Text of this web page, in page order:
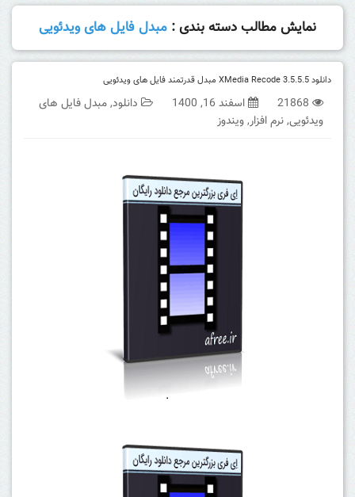
نمایش مطالب دسته بندی : مبدل فایل های ویدئویی
دانلود XMedia Recode 3.5.5.5 مبدل قدرتمند فایل های ویدئویی
21868 اسفند 16, 1400 دانلود,مبدل فایل های
ویدئویی,نرم افزار,ویندوز